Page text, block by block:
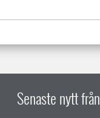
Senaste nytt från